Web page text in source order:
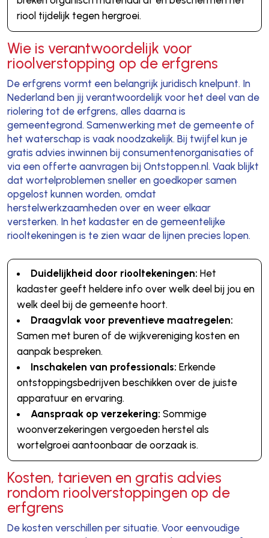
riool tijdelijk tegen hergroei.
Wie is verantwoordelijk voor
rioolverstopping op de erfgrens
De erfgrens vormt een belangrijk juridisch knelpunt. In
Nederland ben jij verantwoordelijk voor het deel van de
riolering tot de erfgrens, alles daarna is
gemeentegrond. Samenwerking met de gemeente of
het waterschap is vaak noodzakelijk. Bij twijfel kun je
gratis advies inwinnen bij consumentenorganisaties of
via een offerte aanvragen bij Ontstoppen.nl. Vaak blijkt
dat wortelproblemen sneller en goedkoper samen
opgelost kunnen worden, omdat
herstelwerkzaamheden over en weer elkaar
versterken. In het kadaster en de gemeentelijke
riooltekeningen is te zien waar de lijnen precies lopen.
Duidelijkheid door riooltekeningen: Het
kadaster geeft heldere info over welk deel bij jou en
welk deel bij de gemeente hoort.
Draagvlak voor preventieve maatregelen:
Samen met buren of de wijkvereniging kosten en
aanpak bespreken.
Inschakelen van professionals: Erkende
ontstoppingsbedrijven beschikken over de juiste
apparatuur en ervaring.
Aanspraak op verzekering: Sommige
woonverzekeringen vergoeden herstel als
wortelgroei aantoonbaar de oorzaak is.
Kosten, tarieven en gratis advies
rondom rioolverstoppingen op de
erfgrens
De kosten verschillen per situatie. Voor eenvoudige